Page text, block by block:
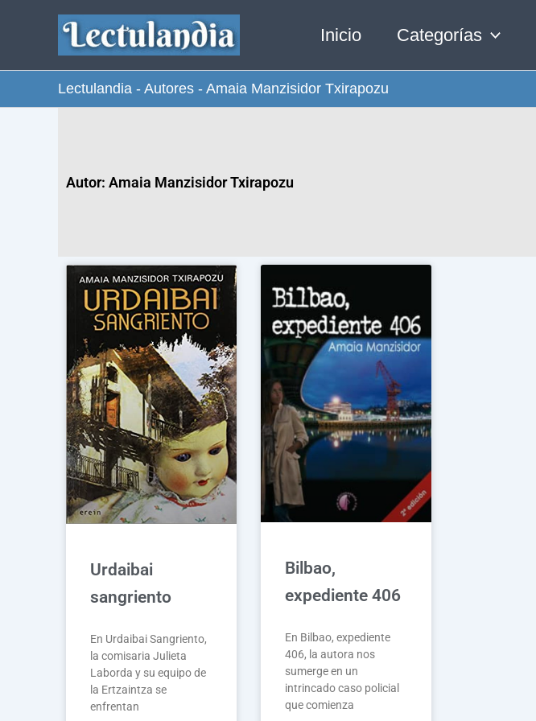
contenido
Inicio Categorías
Lectulandia - Autores - Amaia Manzisidor Txirapozu
Autor: Amaia Manzisidor Txirapozu
Urdaibai
sangriento
En Urdaibai Sangriento,
la comisaria Julieta
Laborda y su equipo de
la Ertzaintza se
enfrentan
Bilbao,
expediente 406
En Bilbao, expediente
406, la autora nos
sumerge en un
intrincado caso policial
que comienza